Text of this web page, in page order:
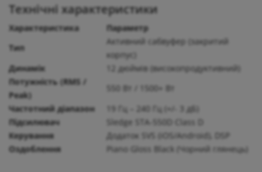
Технічні характеристики
Характеристика
Параметр
Тип
Активний сабвуфер (закритий
корпус)
Динамік
12 дюймів (високопродуктивний)
Потужність (RMS /
Peak)
550 Вт / 1500+ Вт
Частотний діапазон
19 Гц – 240 Гц (+/- 3 дБ)
Підсилювач
Sledge STA-550D Class D
Керування
Додаток SVS (iOS/Android), DSP
Оздоблення
Piano Gloss Black (Чорний глянець)